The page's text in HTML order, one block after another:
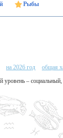
Рыбы
на 2026 год
общая
уровень –